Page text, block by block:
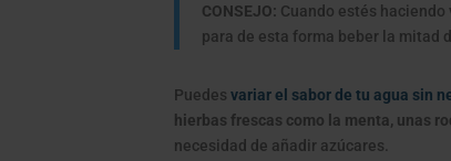
CONSEJO: Cuando estés
para de esta forma beber la mitad
Puedesvariar el sabor de tu agua sin
hierbas frescas como la menta, unas
necesidad de añadir azúcares.